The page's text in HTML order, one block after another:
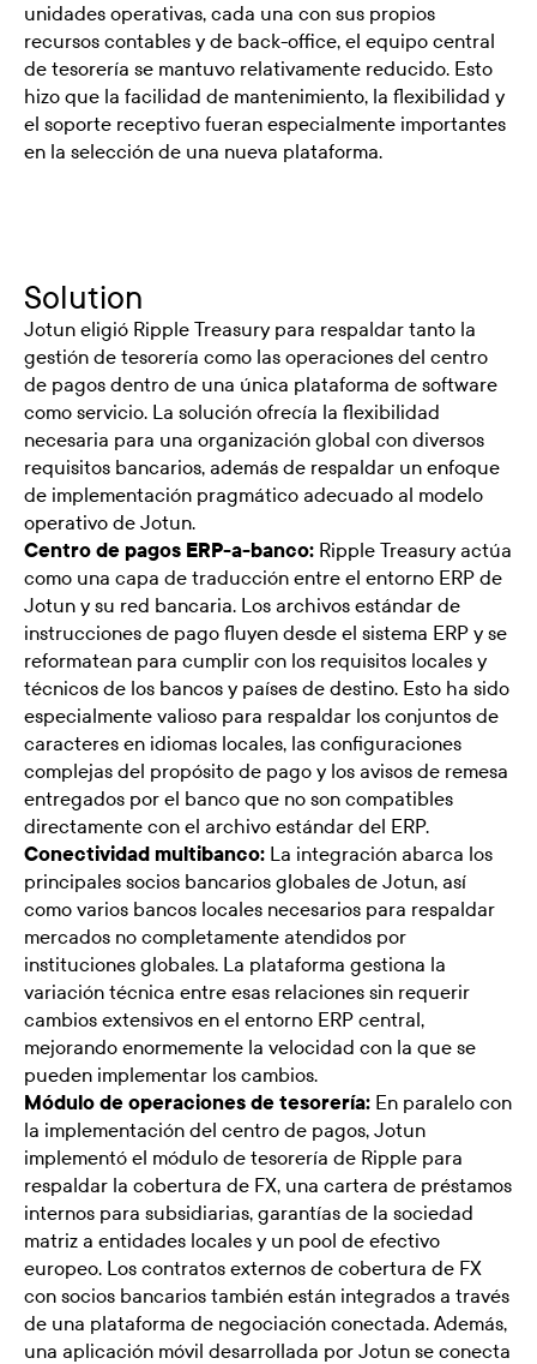
unidades operativas, cada una con sus propios
recursos contables y de back-office, el equipo central
de tesorería se mantuvo relativamente reducido. Esto
hizo que la facilidad de mantenimiento, la flexibilidad y
el soporte receptivo fueran especialmente importantes
en la selección de una nueva plataforma.
Solution
Jotun eligió Ripple Treasury para respaldar tanto la
gestión de tesorería como las operaciones del centro
de pagos dentro de una única plataforma de software
como servicio. La solución ofrecía la flexibilidad
necesaria para una organización global con diversos
requisitos bancarios, además de respaldar un enfoque
de implementación pragmático adecuado al modelo
operativo de Jotun.
Centro de pagos ERP-a-banco: Ripple Treasury actúa
como una capa de traducción entre el entorno ERP de
Jotun y su red bancaria. Los archivos estándar de
instrucciones de pago fluyen desde el sistema ERP y se
reformatean para cumplir con los requisitos locales y
técnicos de los bancos y países de destino. Esto ha sido
especialmente valioso para respaldar los conjuntos de
caracteres en idiomas locales, las configuraciones
complejas del propósito de pago y los avisos de remesa
entregados por el banco que no son compatibles
directamente con el archivo estándar del ERP.
Conectividad multibanco: La integración abarca los
principales socios bancarios globales de Jotun, así
como varios bancos locales necesarios para respaldar
mercados no completamente atendidos por
instituciones globales. La plataforma gestiona la
variación técnica entre esas relaciones sin requerir
cambios extensivos en el entorno ERP central,
mejorando enormemente la velocidad con la que se
pueden implementar los cambios.
Módulo de operaciones de tesorería: En paralelo con
la implementación del centro de pagos, Jotun
implementó el módulo de tesorería de Ripple para
respaldar la cobertura de FX, una cartera de préstamos
internos para subsidiarias, garantías de la sociedad
matriz a entidades locales y un pool de efectivo
europeo. Los contratos externos de cobertura de FX
con socios bancarios también están integrados a través
de una plataforma de negociación conectada. Además,
una aplicación móvil desarrollada por Jotun se conecta